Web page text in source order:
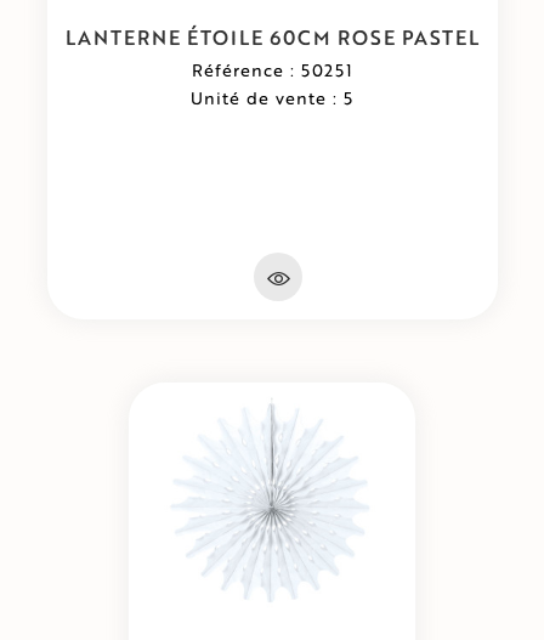
LANTERNE ÉTOILE 60CM ROSE PASTEL
Référence : 50251
Unité de vente : 5